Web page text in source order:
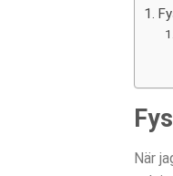
När